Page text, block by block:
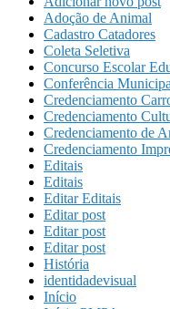
Adoção de Animal
Cadastro Catadores
Coleta Seletiva
Concurso Escolar
Conferência
Credenciamento
Credenciamento
Credenciamento de
Credenciamento
Editais
Editais
Editar Editais
Editar post
Editar post
Editar post
História
identidadevisual
Início